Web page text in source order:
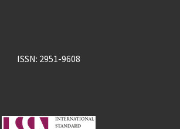
ISSN: 2951-9608